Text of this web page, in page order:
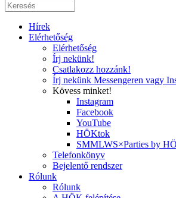
Hírek
Elérhetőség
Elérhetőség
Írj nekünk!
Csatlakozz hozzánk!
Írj nekünk Messengeren vagy
Kövess minket!
Instagram
Facebook
YouTube
HÖKtok
SMMLWS×Parties by
Telefonkönyv
Bejelentő rendszer
Rólunk
Rólunk